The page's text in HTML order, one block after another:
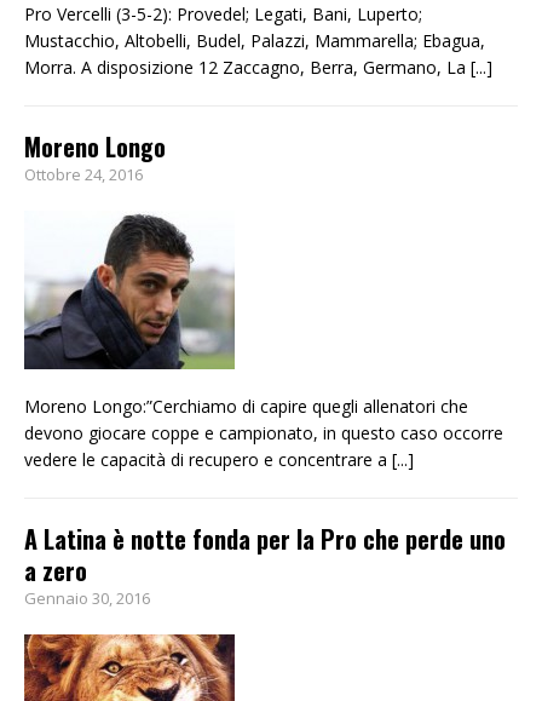
Pro Vercelli (3-5-2): Provedel; Legati, Bani, Luperto;
Mustacchio, Altobelli, Budel, Palazzi, Mammarella; Ebagua,
Morra. A disposizione 12 Zaccagno, Berra, Germano, La [...]
Moreno Longo
Ottobre 24, 2016
Moreno Longo:”Cerchiamo di capire quegli allenatori che
devono giocare coppe e campionato, in questo caso occorre
vedere le capacità di recupero e concentrare a [...]
A Latina è notte fonda per la Pro che perde uno
a zero
Gennaio 30, 2016